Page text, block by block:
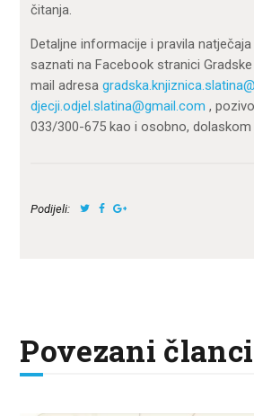
čitanja.
Detaljne informacije i pravila
saznati na Facebook stranici
mail adresa
djecji.odjel.slatina@gmail.com ,
033/300-675 kao i osobno, dolaskom
Podijeli:
Povezani članci